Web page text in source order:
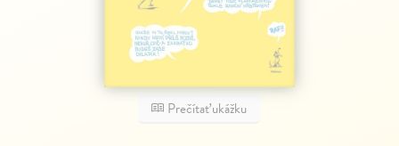
Prečítať ukážku